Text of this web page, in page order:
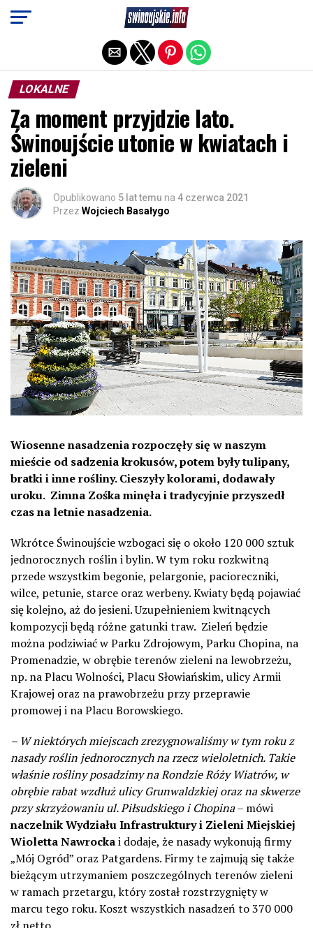
LOKALNE
Za moment przyjdzie lato.
Świnoujście utonie w kwiatach i
zieleni
Opublikowano 5 lat temu na 4 czerwca 2021
Przez Wojciech Basałygo
Wiosenne nasadzenia rozpoczęły się w naszym
mieście od sadzenia krokusów, potem były tulipany,
bratki i inne rośliny. Cieszyły kolorami, dodawały
uroku. Zimna Zośka minęła i tradycyjnie przyszedł
czas na letnie nasadzenia.
Wkrótce Świnoujście wzbogaci się o około 120 000 sztuk
jednorocznych roślin i bylin. W tym roku rozkwitną
przede wszystkim begonie, pelargonie, pacioreczniki,
wilce, petunie, starce oraz werbeny. Kwiaty będą pojawiać
się kolejno, aż do jesieni. Uzupełnieniem kwitnących
kompozycji będą różne gatunki traw. Zieleń będzie
można podziwiać w Parku Zdrojowym, Parku Chopina, na
Promenadzie, w obrębie terenów zieleni na lewobrzeżu,
np. na Placu Wolności, Placu Słowiańskim, ulicy Armii
Krajowej oraz na prawobrzeżu przy przeprawie
promowej i na Placu Borowskiego.
– W niektórych miejscach zrezygnowaliśmy w tym roku z
nasady roślin jednorocznych na rzecz wieloletnich. Takie
właśnie rośliny posadzimy na Rondzie Róży Wiatrów, w
obrębie rabat wzdłuż ulicy Grunwaldzkiej oraz na skwerze
przy skrzyżowaniu ul. Piłsudskiego i Chopina– mówi
naczelnik Wydziału Infrastruktury i Zieleni Miejskiej
Wioletta Nawrockai dodaje, że nasady wykonują firmy
„Mój Ogród” oraz Patgardens. Firmy te zajmują się także
bieżącym utrzymaniem poszczególnych terenów zieleni
w ramach przetargu, który został rozstrzygnięty w
marcu tego roku. Koszt wszystkich nasadzeń to 370 000
Exit mobile version